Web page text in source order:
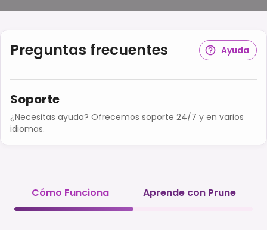
Preguntas frecuentes Ayuda
Soporte
¿Necesitas ayuda? Ofrecemos soporte 24/7 y en varios
idiomas.
Cómo Funciona Aprende con Prune